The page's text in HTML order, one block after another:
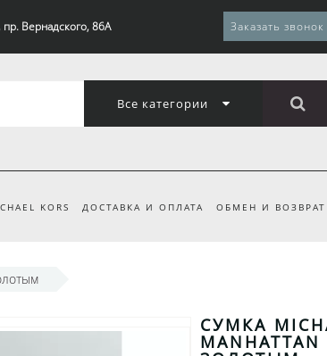
Вернадского, 86А Заказать звонок
Все категории
KORS ДОСТАВКА И ОПЛАТА ОБМЕН И ВОЗВРАТ
СУМКА